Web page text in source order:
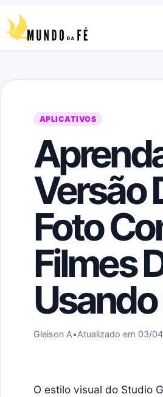
Pular para o conteúdo
APLICATIVOS
Versão
Foto
Filmes
Gleison A•Atualizado em 03/
O estilo visual do Studio